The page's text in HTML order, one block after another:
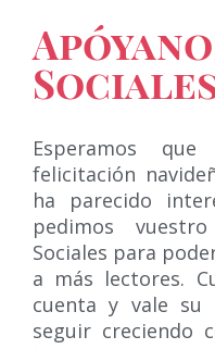
Esperamos
felicitación
ha parecido
pedimos
Sociales para
a más lectores.
cuenta y vale su
seguir creciendo